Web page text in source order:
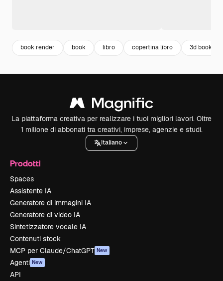
book render book libro copertina libro 3d book
La piattaforma creativa per realizzare i tuoi migliori lavori. Oltre
1 milione di abbonati tra creativi, imprese, agenzie e studi.
Italiano
Prodotti
Spaces
Assistente IA
Generatore di immagini IA
Generatore di video IA
Sintetizzatore vocale IA
Contenuti stock
MCP per Claude/ChatGPT New
Agenti New
API